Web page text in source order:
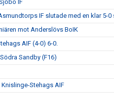
IF
IF slutade med en klar 5-0
mot Anderslövs BoIK
AIF (4-0) 6-0.
Sandby (F16)
Stehags AIF